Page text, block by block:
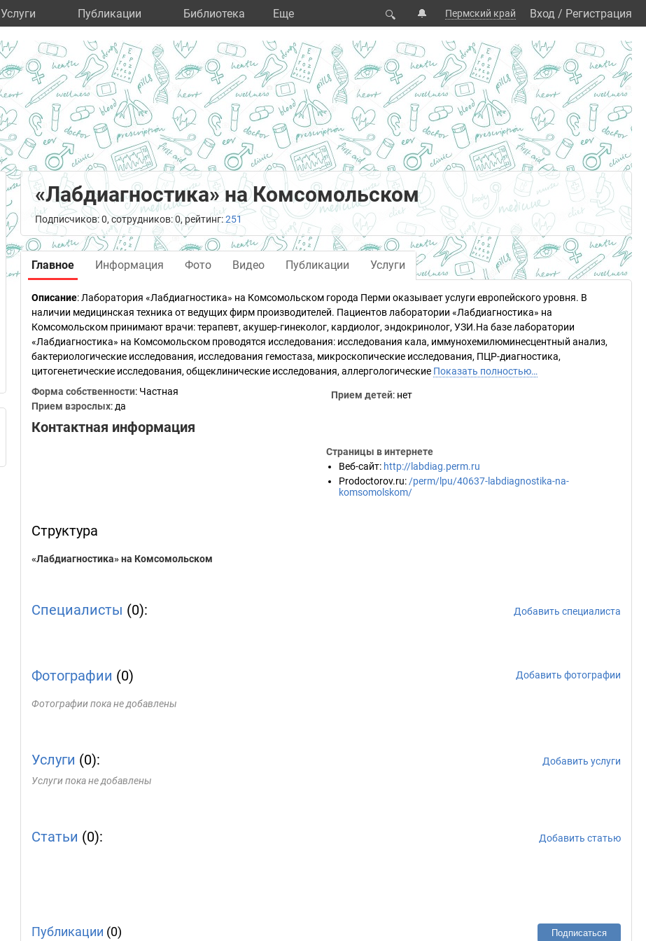
Услуги Публикации Библиотека Eще 🔍 🔔 Пермский край Вход / Регистрация
«Лабдиагностика» на Комсомольском
Подписчиков: 0, сотрудников: 0, рейтинг:251
Главное Информация Фото Видео Публикации Услуги
Описание: Лаборатория «Лабдиагностика» на Комсомольском города Перми оказывает услуги европейского уровня. В
наличии медицинская техника от ведущих фирм производителей. Пациентов лаборатории «Лабдиагностика» на
Комсомольском принимают врачи: терапевт, акушер-гинеколог, кардиолог, эндокринолог, УЗИ.На базе лаборатории
«Лабдиагностика» на Комсомольском проводятся исследования: исследования кала, иммунохемилюминесцентный анализ,
бактериологические исследования, исследования гемостаза, микроскопические исследования, ПЦР-диагностика,
цитогенетические исследования, общеклинические исследования, аллергологические Показать полностью…
Форма собственности: Частная
Прием взрослых: да
Прием детей: нет
Контактная информация
Страницы в интернете
Веб-сайт: http://labdiag.perm.ru
Prodoctorov.ru: /perm/lpu/40637-labdiagnostika-na-
komsomolskom/
Структура
«Лабдиагностика» на Комсомольском
Специалисты (0): Добавить специалиста
Фотографии (0) Добавить фотографии
Фотографии пока не добавлены
Услуги (0):
Добавить услуги
Услуги пока не добавлены
Статьи (0): Добавить статью
Публикации (0) Подписаться